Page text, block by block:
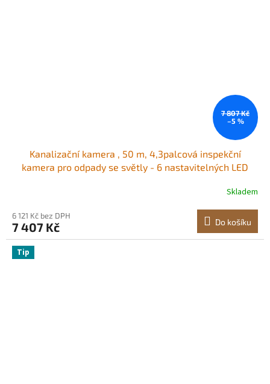
7 807 Kč
–5 %
Kanalizační kamera , 50 m, 4,3palcová inspekční
kamera pro odpady se světly - 6 nastavitelných LED
8500 mAh, vodotěsná instalatérská kamera s krytím
Skladem
6 121 Kč bez DPH
7 407 Kč Do košíku
Tip